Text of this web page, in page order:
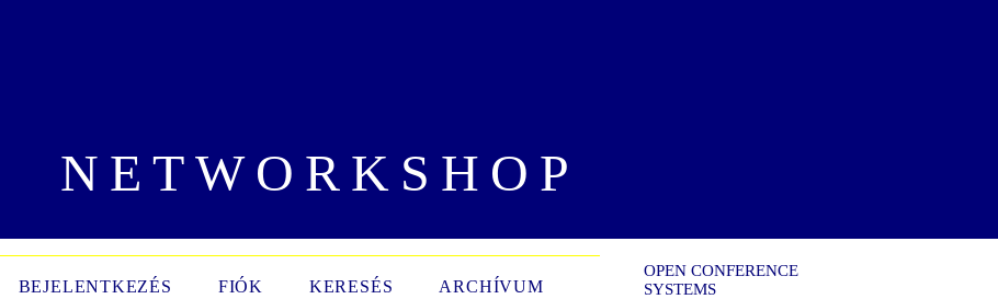
NETWORKSHOP
OPEN CONFERENCE
SYSTEMS
BEJELENTKEZÉS FIÓK KERESÉS ARCHÍVUM